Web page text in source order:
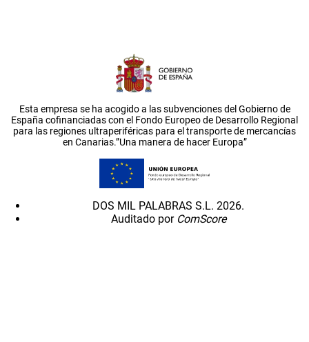
Esta empresa se ha acogido a las subvenciones del Gobierno de
España cofinanciadas con el Fondo Europeo de Desarrollo Regional
para las regiones ultraperiféricas para el transporte de mercancías
en Canarias.”Una manera de hacer Europa”
DOS MIL PALABRAS S.L. 2026.
Auditado por ComScore